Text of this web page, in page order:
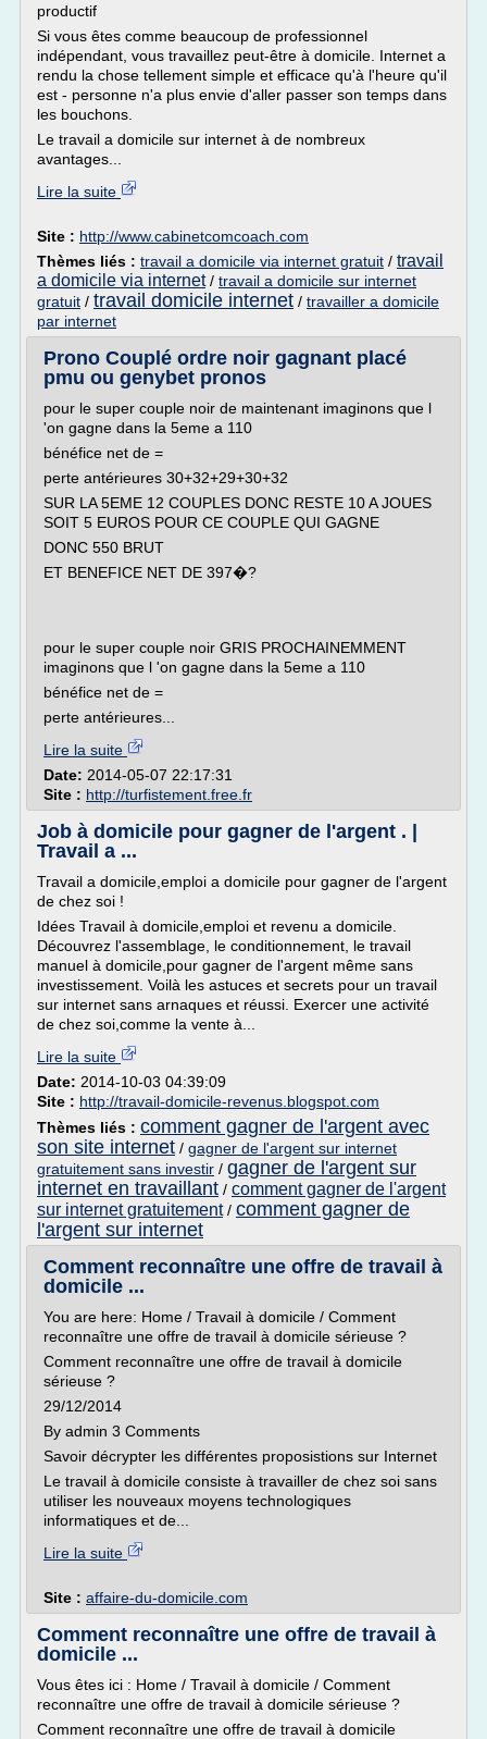
productif
Si vous êtes comme beaucoup de professionnel
indépendant, vous travaillez peut-être à domicile. Internet a
rendu la chose tellement simple et efficace qu'à l'heure qu'il
est - personne n'a plus envie d'aller passer son temps dans
les bouchons.
Le travail a domicile sur internet à de nombreux
avantages...
Lire la suite
Site : http://www.cabinetcomcoach.com
Thèmes liés : travail a domicile via internet gratuit / travail
a domicile via internet/ travail a domicile sur internet
gratuit / travail domicile internet / travailler a domicile
par internet
Prono Couplé ordre noir gagnant placé
pmu ou genybet pronos
pour le super couple noir de maintenant imaginons que l
'on gagne dans la 5eme a 110
bénéfice net de =
perte antérieures 30+32+29+30+32
SUR LA 5EME 12 COUPLES DONC RESTE 10 A JOUES
SOIT 5 EUROS POUR CE COUPLE QUI GAGNE
DONC 550 BRUT
ET BENEFICE NET DE 397�?
pour le super couple noir GRIS PROCHAINEMMENT
imaginons que l 'on gagne dans la 5eme a 110
bénéfice net de =
perte antérieures...
Lire la suite
Date: 2014-05-07 22:17:31
Site : http://turfistement.free.fr
Job à domicile pour gagner de l'argent . |
Travail a ...
Travail a domicile,emploi a domicile pour gagner de l'argent
de chez soi !
Idées Travail à domicile,emploi et revenu a domicile.
Découvrez l'assemblage, le conditionnement, le travail
manuel à domicile,pour gagner de l'argent même sans
investissement. Voilà les astuces et secrets pour un travail
sur internet sans arnaques et réussi. Exercer une activité
de chez soi,comme la vente à...
Lire la suite
Date: 2014-10-03 04:39:09
Site : http://travail-domicile-revenus.blogspot.com
Thèmes liés : comment gagner de l'argent avec
son site internet / gagner de l'argent sur internet
gratuitement sans investir / gagner de l'argent sur
internet en travaillant / comment gagner de l'argent
sur internet gratuitement/ comment gagner de
l'argent sur internet
Comment reconnaître une offre de travail à
domicile ...
You are here: Home / Travail à domicile / Comment
reconnaître une offre de travail à domicile sérieuse ?
Comment reconnaître une offre de travail à domicile
sérieuse ?
29/12/2014
By admin 3 Comments
Savoir décrypter les différentes proposistions sur Internet
Le travail à domicile consiste à travailler de chez soi sans
utiliser les nouveaux moyens technologiques
informatiques et de...
Lire la suite
Site : affaire-du-domicile.com
Comment reconnaître une offre de travail à
domicile ...
Vous êtes ici : Home / Travail à domicile / Comment
reconnaître une offre de travail à domicile sérieuse ?
Comment reconnaître une offre de travail à domicile